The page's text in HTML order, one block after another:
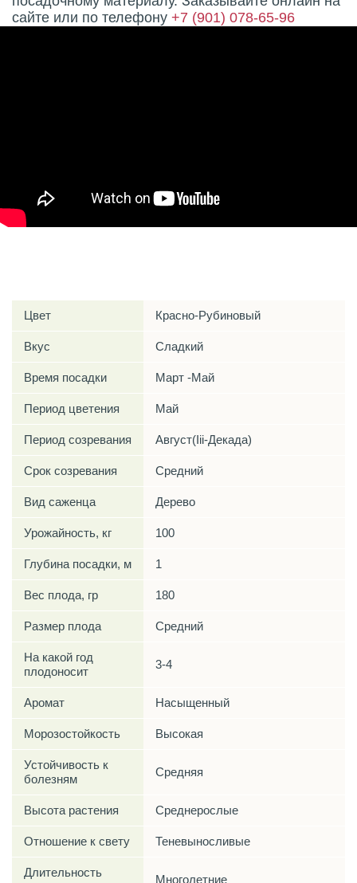
сайте или по телефону +7 (901) 078-65-96
Цвет Красно-Рубиновый
Вкус Сладкий
Время посадки Март -Май
Период цветения Май
Период созревания Август(Iii-Декада)
Срок созревания Средний
Вид саженца Дерево
Урожайность, кг 100
Глубина посадки, м 1
Вес плода, гр 180
Размер плода Средний
На какой год
плодоносит
3-4
Аромат Насыщенный
Морозостойкость Высокая
Устойчивость к
болезням
Средняя
Высота растения Среднерослые
Отношение к свету Теневыносливые
Длительность
Многолетние